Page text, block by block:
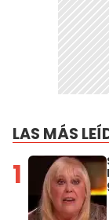
LAS MÁS
1